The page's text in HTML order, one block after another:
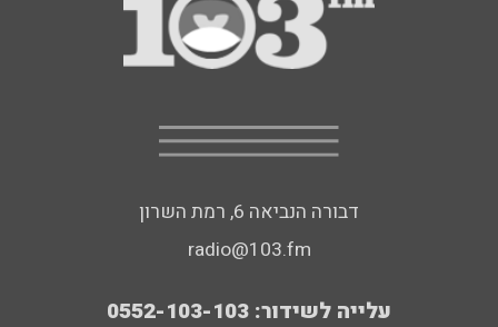
דבורה הנביאה 6, רמת השרון
radio@103.fm
עלייה לשידור: 0552-103-103